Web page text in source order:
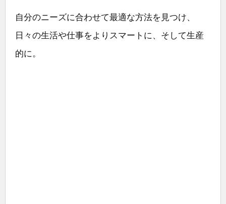
自分のニーズに合わせて最適な方法を見つけ、
日々の生活や仕事をよりスマートに、そして生産
的に。